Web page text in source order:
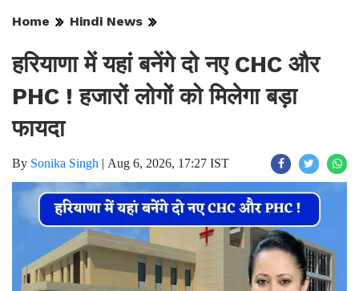
Home Hindi News
हरियाणा में यहां बनेंगे दो नए CHC और
PHC ! हजारों लोगों को मिलेगा बड़ा
फायदा
By Sonika Singh | Aug 6, 2026, 17:27 IST